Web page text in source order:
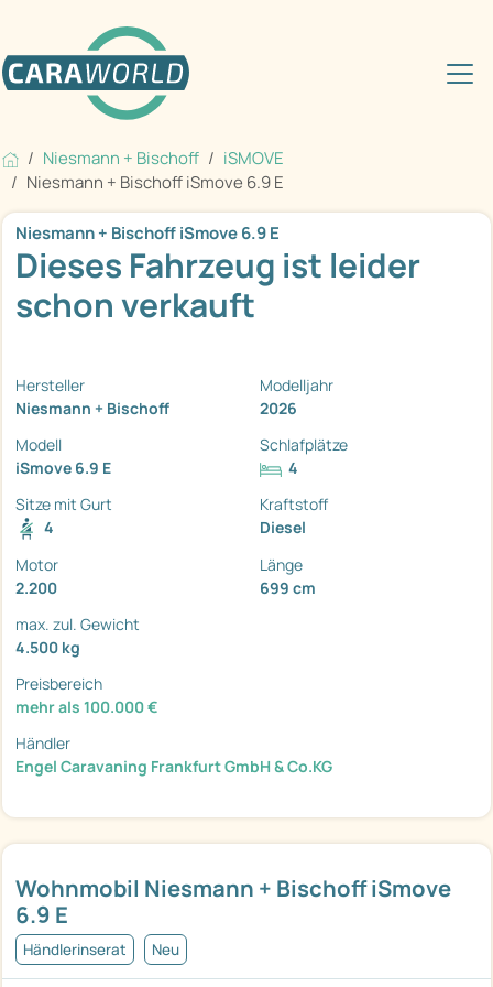
Niesmann + Bischoff
iSMOVE
Niesmann + Bischoff iSmove 6.9 E
Wohnmobil Niesmann + Bischoff iSmove
6.9 E
Händlerinserat Neu
Niesmann + Bischoff iSmove 6.9 E
Dieses Fahrzeug ist leider
schon verkauft
Hersteller
Niesmann + Bischoff
Modelljahr
2026
Modell
iSmove 6.9 E
Schlafplätze
4
Sitze mit Gurt
4
Kraftstoff
Diesel
Motor
2.200
Länge
699 cm
max. zul. Gewicht
4.500 kg
Preisbereich
mehr als 100.000 €
Händler
Engel Caravaning Frankfurt GmbH & Co.KG